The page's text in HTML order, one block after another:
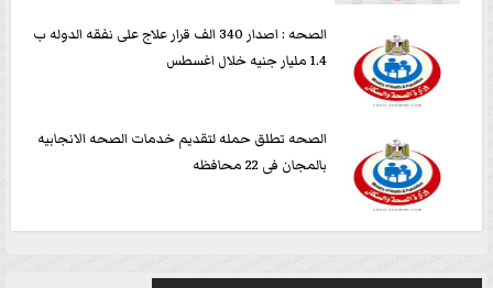
الصحه : اصدار 340 الف قرار علاج على نفقه الدوله ب
1.4 مليار جنيه خلال اغسطس
الصحه تطلق حمله لتقديم خدمات الصحه الانجابيه
بالمجان فى 22 محافظه